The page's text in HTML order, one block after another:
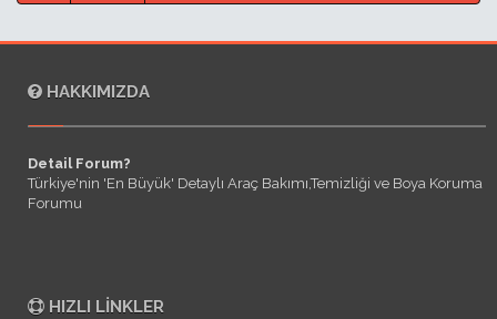
HAKKIMIZDA
Detail Forum?
Türkiye'nin 'En Büyük' Detaylı Araç Bakımı,Temizliği ve Boya Koruma
Forumu
HIZLI LINKLER